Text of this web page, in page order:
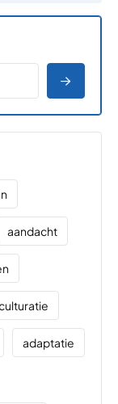
aandacht
adaptatie